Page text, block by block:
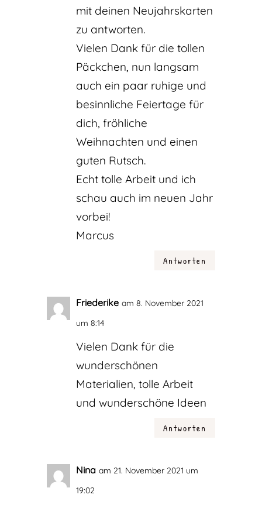
mit deinen Neujahrskarten
zu antworten.
Vielen Dank für die tollen
Päckchen, nun langsam
auch ein paar ruhige und
besinnliche Feiertage für
dich, fröhliche
Weihnachten und einen
guten Rutsch.
Echt tolle Arbeit und ich
schau auch im neuen Jahr
vorbei!
Marcus
Antworten
Friederike am 8. November 2021
um 8:14
Vielen Dank für die
wunderschönen
Materialien, tolle Arbeit
und wunderschöne Ideen
Antworten
Nina am 21. November 2021 um
19:02